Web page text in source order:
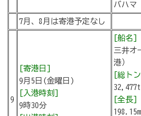
バハマ
7月、8月は寄港予定なし
9
[寄港日]
9月5日(金曜日)
[入港時刻]
9時30分
[船名]
三井オ
港）
[総ト
32,477t
[全長]
198.15m